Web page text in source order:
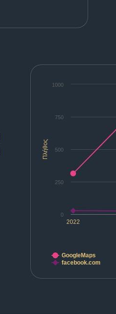
Πλήθος
2022
0
1000
250
500
750
GoogleMaps
facebook.com